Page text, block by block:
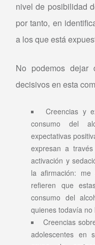
nivel de posibilidad
por tanto, en
a los que está
No podemos dejar
decisivos en esta
Creencias y
consumo del
expectativas
expresan a
activación y
la afirmación: me
refieren que
consumo del
quienes todavía
Creencias
adolescentes en